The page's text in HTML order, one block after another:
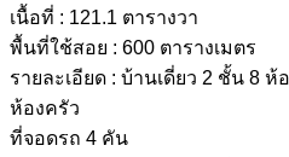
เนื้อที่ : 121.1 ตารางวา
พื้นที่ใช้สอย : 600 ตารางเมตร
รายละเอียด : บ้านเดี่ยว 2 ชั้น 8
ห้องครัว
ที่จอดรถ 4 คัน